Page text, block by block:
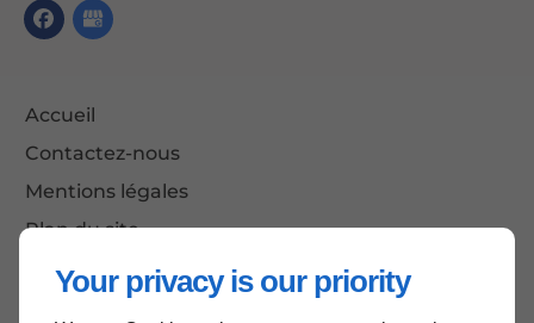
Your privacy is our priority
Accueil
Contactez-nous
Mentions légales
Plan du site